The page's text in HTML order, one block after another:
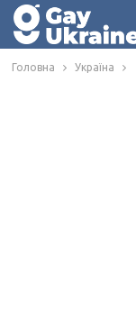
Головна Україна